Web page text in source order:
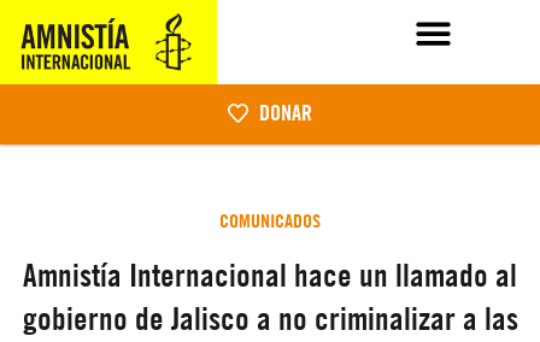
DONAR
COMUNICADOS
Amnistía Internacional hace un llamado al
gobierno de Jalisco a no criminalizar a las